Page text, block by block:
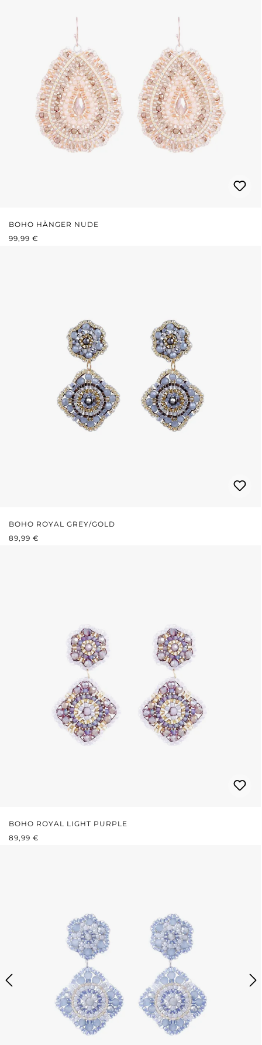
BOHO HÄNGER NUDE
REGULÄRER PREIS:
99,99 €
BOHO ROYAL GREY/GOLD
REGULÄRER PREIS:
89,99 €
BOHO ROYAL LIGHT PURPLE
REGULÄRER PREIS:
89,99 €